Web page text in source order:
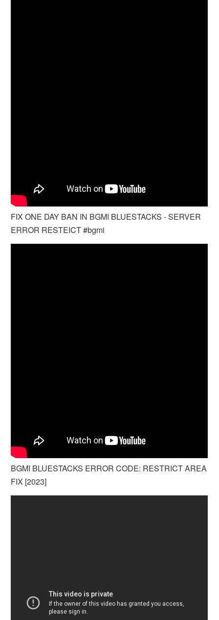
FIX ONE DAY BAN IN BGMI BLUESTACKS - SERVER
ERROR RESTEICT #bgmi
BGMI BLUESTACKS ERROR CODE: RESTRICT AREA
FIX [2023]